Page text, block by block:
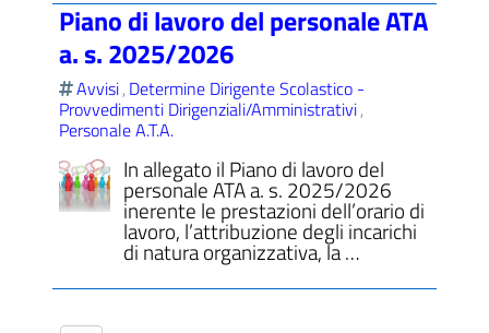
Piano di lavoro del personale ATA
a. s. 2025/2026
Avvisi, Determine Dirigente Scolastico -
Provvedimenti Dirigenziali/Amministrativi,
Personale A.T.A.
In allegato il Piano di lavoro del
personale ATA a. s. 2025/2026
inerente le prestazioni dell’orario di
lavoro, l’attribuzione degli incarichi
di natura organizzativa, la …